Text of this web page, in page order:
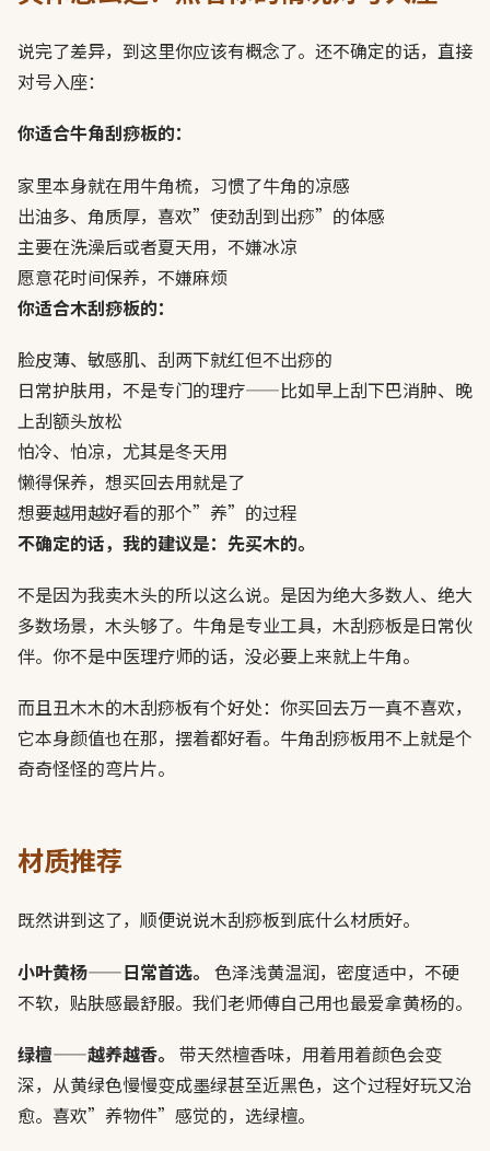
说完了差异，到这里你应该有概念了。还不确定的话，直接
对号入座：
你适合牛角刮痧板的：
家里本身就在用牛角梳，习惯了牛角的凉感
出油多、角质厚，喜欢”使劲刮到出痧”的体感
主要在洗澡后或者夏天用，不嫌冰凉
愿意花时间保养，不嫌麻烦
你适合木刮痧板的：
脸皮薄、敏感肌、刮两下就红但不出痧的
日常护肤用，不是专门的理疗——比如早上刮下巴消肿、晚
上刮额头放松
怕冷、怕凉，尤其是冬天用
懒得保养，想买回去用就是了
想要越用越好看的那个”养”的过程
不确定的话，我的建议是：先买木的。
不是因为我卖木头的所以这么说。是因为绝大多数人、绝大
多数场景，木头够了。牛角是专业工具，木刮痧板是日常伙
伴。你不是中医理疗师的话，没必要上来就上牛角。
而且丑木木的木刮痧板有个好处：你买回去万一真不喜欢，
它本身颜值也在那，摆着都好看。牛角刮痧板用不上就是个
奇奇怪怪的弯片片。
材质推荐
既然讲到这了，顺便说说木刮痧板到底什么材质好。
小叶黄杨——日常首选。 色泽浅黄温润，密度适中，不硬
不软，贴肤感最舒服。我们老师傅自己用也最爱拿黄杨的。
绿檀——越养越香。 带天然檀香味，用着用着颜色会变
深，从黄绿色慢慢变成墨绿甚至近黑色，这个过程好玩又治
愈。喜欢”养物件”感觉的，选绿檀。